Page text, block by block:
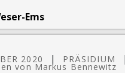
Ems
2020 | PRÄSIDIUM |
von Markus Bennewitz